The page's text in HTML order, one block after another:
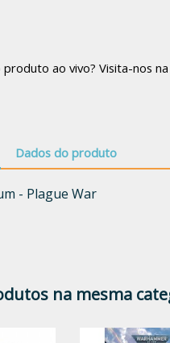
produto ao vivo? Visita-nos
Dados do produto
- Plague War
na mesma